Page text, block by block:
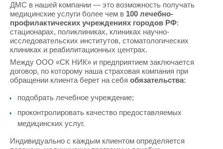
ДМС в нашей компании — это возможность получать
медицинские услуги более чем в 100 лечебно-
профилактических учреждениях городов РФ:
стационарах, поликлиниках, клиниках научно-
исследовательских институтов, стоматологических
клиниках и реабилитационных центрах.
Между ООО «СК НИК» и предприятием заключается
договор, по которому наша страховая компания при
обращении клиента берет на себя обязательства:
подобрать лечебное учреждение;
проконтролировать качество предоставляемых
медицинских услуг.
Индивидуально с каждым клиентом определяется